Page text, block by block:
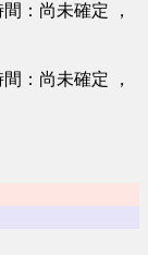
：尚未確定 ，
：尚未確定 ，